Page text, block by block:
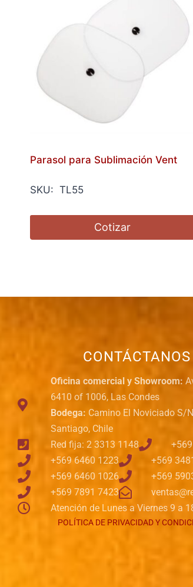
Parasol para Sublimación Vent
SKU: TL55
Cotizar
CONTÁCTANOS
Oficina comercial y Showroom:
6410 of 1006, Las Condes
Bodega: Camino El Noviciado S/
Santiago, Chile
Red fija: 2 3313 1148
+569 6460 1223
+569
+569 6460 1026
+569
+569 7891 7423
Atención de Lunes a Viernes 9 a
POLÍTICA DE PRIVACIDAD Y